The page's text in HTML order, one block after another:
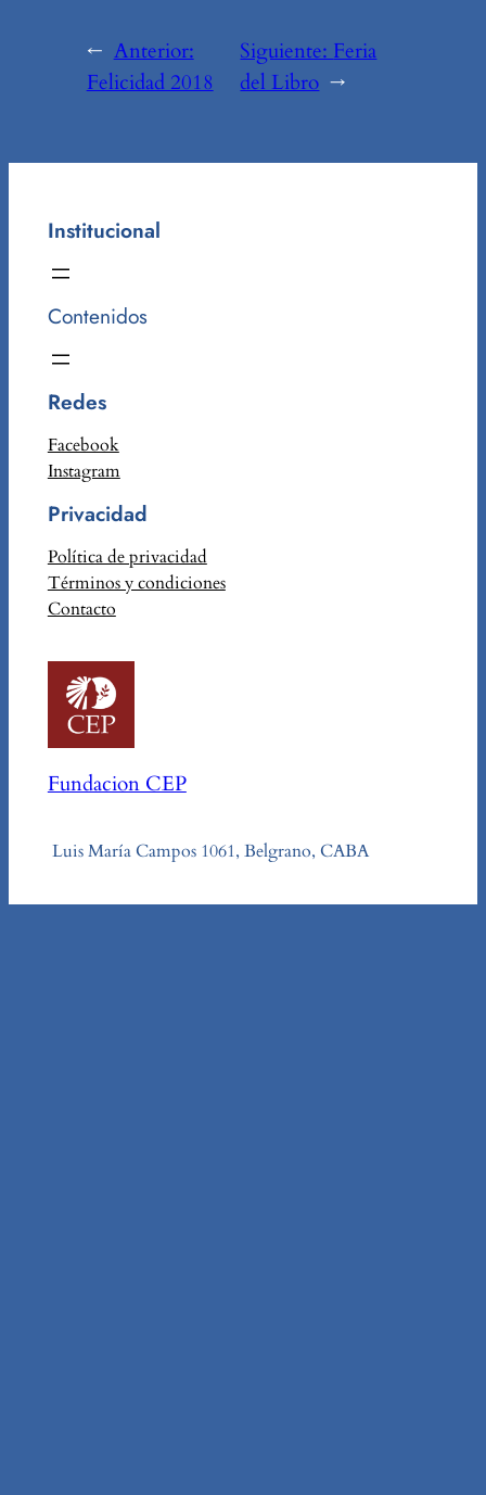
← Anterior:
Felicidad 2018
Siguiente:Feria
del Libro →
Institucional
Contenidos
Redes
Facebook
Instagram
Privacidad
Política de privacidad
Términos y condiciones
Contacto
Fundacion CEP
Luis María Campos 1061, Belgrano, CABA